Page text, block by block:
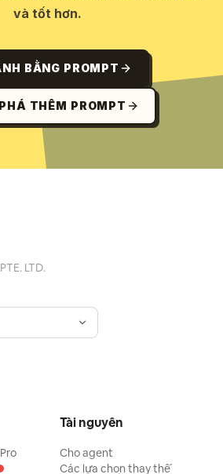
và tốt hơn.
BẰNG PROMPT
THÊM PROMPT
LTD.
Tài nguyên
Cho agent
Các lựa chọn thay thế